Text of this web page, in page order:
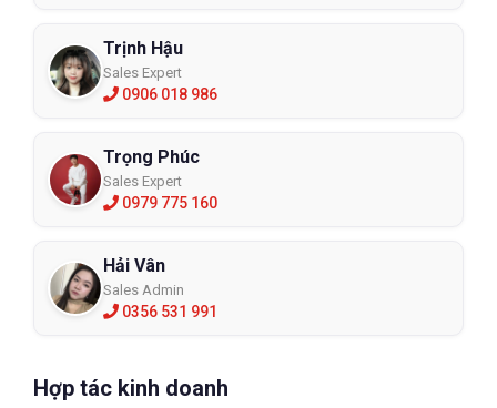
Trịnh Hậu
Sales Expert
0906 018 986
Trọng Phúc
Sales Expert
0979 775 160
Hải Vân
Sales Admin
0356 531 991
Hợp tác kinh doanh